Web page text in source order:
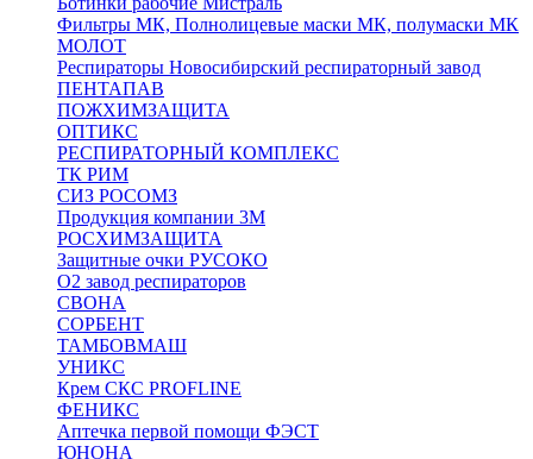
Фильтры МК, Полнолицевые маски МК, полумаски МК
МОЛОТ
Респираторы Новосибирский респираторный завод
ПЕНТАПАВ
ПОЖХИМЗАЩИТА
ОПТИКС
РЕСПИРАТОРНЫЙ КОМПЛЕКС
ТК РИМ
СИЗ РОСОМЗ
Продукция компании 3M
РОСХИМЗАЩИТА
Защитные очки РУСОКО
О2 завод респираторов
СВОНА
СОРБЕНТ
ТАМБОВМАШ
УНИКС
Крем СКС PROFLINE
ФЕНИКС
Аптечка первой помощи ФЭСТ
ЮНОНА